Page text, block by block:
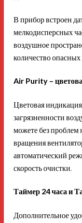
В прибор встроен
мелкодисперсных
воздушное
количество
Air Purity –
Цветовая
загрязненности
можете без проблем
вращения
автоматический
скорость очистки.
Таймер 24 часа и
Дополнительное